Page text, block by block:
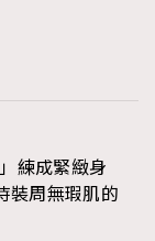
藝代表
練成緊緻身
裝周無瑕肌的